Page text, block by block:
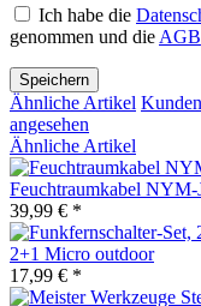
Ich habe die
genommen und die AGB
Speichern
Ähnliche Artikel
angesehen
Ähnliche Artikel
Feuchtraumkabel
39,99 € *
2+1 Micro outdoor
17,99 € *